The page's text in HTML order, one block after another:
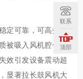
定可靠，可高效拦
被吸入风机腔体磕
效引发设备震动超
显著拉长鼓风机大
联系
顶部